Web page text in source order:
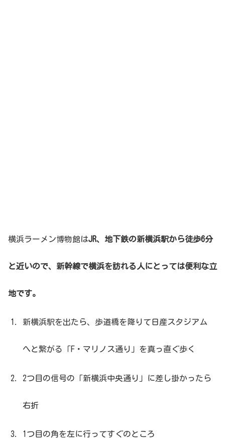
横浜ラーメン博物館はJR、地下鉄の新横浜駅から徒歩6分
と近いので、新幹線で横浜を訪れる人にとっては便利な立
地です。
新横浜駅を出たら、歩道橋を降りて日産スタジアム
へと繋がる「F・マリノス通り」を真っ直ぐ歩く
2つ目の信号の「新横浜中央通り」に差し掛かったら
右折
1つ目の角を左に行ってすぐのところ